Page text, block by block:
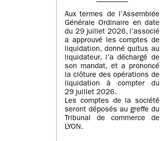
Aux termes de l’Assemblée
Générale Ordinaire en date
du 29 juillet 2026, l’associé
a approuvé les comptes de
liquidation, donné quitus au
liquidateur, l’a déchargé de
son mandat, et a prononcé
la clôture des opérations de
liquidation à compter du
29 juillet 2026.
Les comptes de la société
seront déposés au greffe du
Tribunal de commerce de
LYON.